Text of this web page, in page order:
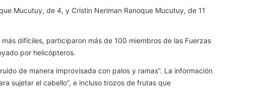
Mucutuy, de 4, y Cristin Neriman Ranoque Mucutuy, de 11
difíciles, participaron más de 100 miembros de las Fuerzas
por helicópteros.
de manera improvisada con palos y ramas”. La información
sujetar el cabello”, e incluso trozos de frutas que